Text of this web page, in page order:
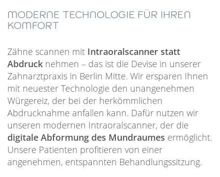
MODERNE TECHNOLOGIE FÜR IHREN
KOMFORT
Zähne scannen mit Intraoralscanner statt
Abdruck nehmen – das ist die Devise in unserer
Zahnarztpraxis in Berlin Mitte. Wir ersparen Ihnen
mit neuester Technologie den unangenehmen
Würgereiz, der bei der herkömmlichen
Abdrucknahme anfallen kann. Dafür nutzen wir
unseren modernen Intraoralscanner, der die
digitale Abformung des Mundraumes ermöglicht.
Unsere Patienten profitieren von einer
angenehmen, entspannten Behandlungssitzung.